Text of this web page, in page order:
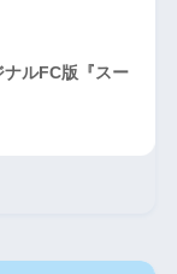
ルFC版『スー